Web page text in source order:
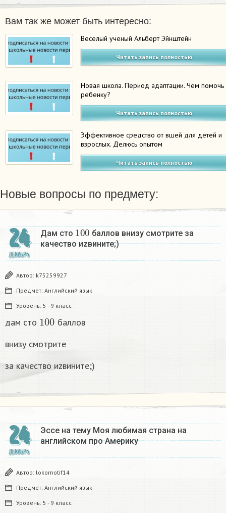
Вам так же может быть интересно:
Веселый ученый Альберт Эйнштейн
Читать запись полностью
Новая школа. Период адаптации. Чем помочь
ребенку?
Читать запись полностью
Эффективное средство от вшей для детей и
взрослых. Делюсь опытом
Читать запись полностью
Новые вопросы по предмету:
24
ДЕКАБРЬ
Дам сто
100
баллов внизу смотрите за
качество иzвините;)
Автор: k75259927
Предмет: Английский язык
Уровень: 5 - 9 класс
дам сто
100
баллов
внизу смотрите
за качество иzвините;)
24
ДЕКАБРЬ
Эссе на тему Моя любимая страна на
английском про Америку​
Автор: lokomotif14
Предмет: Английский язык
Уровень: 5 - 9 класс